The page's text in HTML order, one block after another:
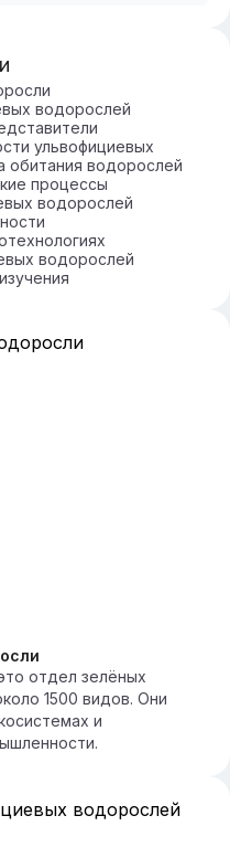
водорослей
ульвофициевых
обитания водорослей
процессы
водорослей
водорослей
отдел зелёных
1500 видов. Они
и